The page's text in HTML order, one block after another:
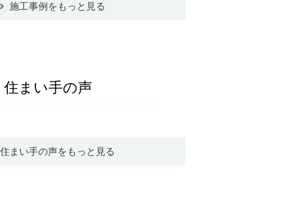
施工事例をもっと見る
住まい手の声
住まい手の声をもっと見る